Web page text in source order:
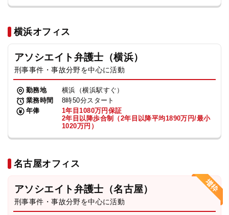
横浜オフィス
アソシエイト弁護士（横浜）
刑事事件・事故分野を中心に活動
勤務地
横浜（横浜駅すぐ）
業務時間
8時50分スタート
年俸
1年目1080万円保証
2年目以降歩合制（2年目以降平均1890万円/最小
1020万円）
名古屋オフィス
アソシエイト弁護士（名古屋）
刑事事件・事故分野を中心に活動